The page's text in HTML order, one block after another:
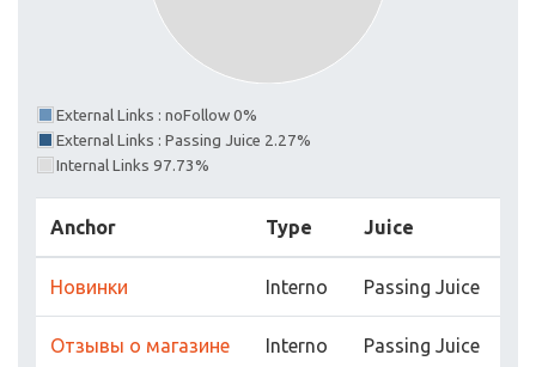
External Links : noFollow 0%
External Links : Passing Juice 2.27%
Internal Links 97.73%
Anchor Type Juice
Новинки Interno Passing Juice
Отзывы о магазине Interno Passing Juice